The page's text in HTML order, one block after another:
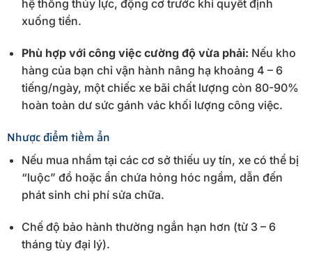
hệ thống thủy lực, động cơ trước khi quyết định
xuống tiền.
Phù hợp với công việc cường độ vừa phải: Nếu kho
hàng của bạn chỉ vận hành nâng hạ khoảng 4 – 6
tiếng/ngày, một chiếc xe bãi chất lượng còn 80-90%
hoàn toàn dư sức gánh vác khối lượng công việc.
Nhược điểm tiềm ẩn
Nếu mua nhầm tại các cơ sở thiếu uy tín, xe có thể bị
“luộc” đồ hoặc ẩn chứa hỏng hóc ngầm, dẫn đến
phát sinh chi phí sửa chữa.
Chế độ bảo hành thường ngắn hạn hơn (từ 3 – 6
tháng tùy đại lý).